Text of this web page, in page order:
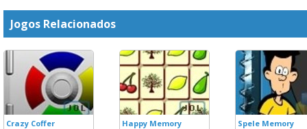
Jogos Relacionados
Crazy Coffer Happy Memory Spele Memory